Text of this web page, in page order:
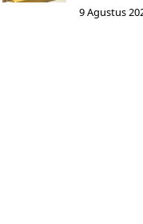
9 Agustus